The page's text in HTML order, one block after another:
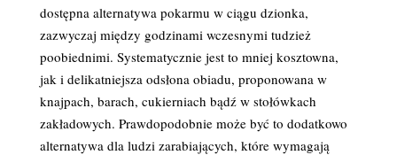
dostępna alternatywa pokarmu w ciągu dzionka,
zazwyczaj między godzinami wczesnymi tudzież
poobiednimi. Systematycznie jest to mniej kosztowna,
jak i delikatniejsza odsłona obiadu, proponowana w
knajpach, barach, cukierniach bądź w stołówkach
zakładowych. Prawdopodobnie może być to dodatkowo
alternatywa dla ludzi zarabiających, które wymagają